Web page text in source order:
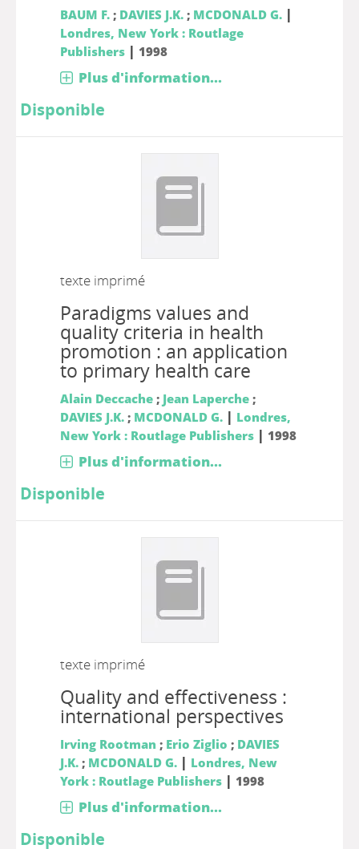
BAUM F.; DAVIES J.K.; MCDONALD G. |
Londres, New York : Routlage
Publishers| 1998
Plus d'information...
Disponible
texte imprimé
Paradigms values and
quality criteria in health
promotion : an application
to primary health care
Alain Deccache; Jean Laperche;
DAVIES J.K.; MCDONALD G. | Londres,
New York : Routlage Publishers| 1998
Plus d'information...
Disponible
texte imprimé
Quality and effectiveness :
international perspectives
Irving Rootman ; Erio Ziglio ; DAVIES
J.K.; MCDONALD G. | Londres, New
York : Routlage Publishers| 1998
Plus d'information...
Disponible